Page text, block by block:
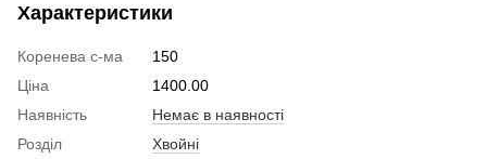
Характеристики
Коренева с-ма
150
Ціна
1400.00
Наявність
Немає в наявності
Розділ
Хвойні